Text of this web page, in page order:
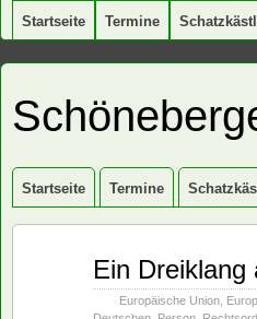
Startseite Termine
Startseite Termine
Ein
Europäische Union